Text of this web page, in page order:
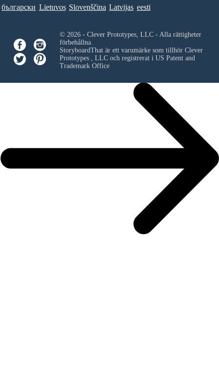
български Lietuvos Slovenščina Latvijas eesti
© 2026 - Clever Prototypes, LLC - Alla rättigheter
förbehållna.
StoryboardThat är ett varumärke som tillhör Clever
Prototypes , LLCoch registrerat i US Patent and
Trademark Office